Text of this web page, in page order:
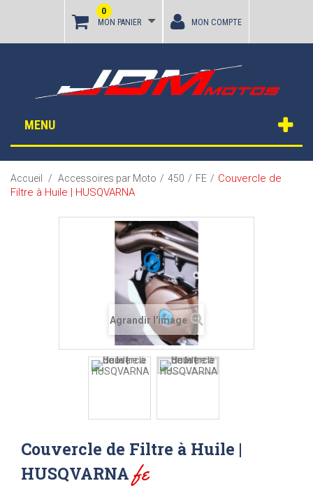
MON PANIER
0
MON COMPTE
MENU
Accueil / Accessoires par Moto / 450 / FE / Couvercle de
Filtre à Huile | HUSQVARNA
Agrandir l'image
Couvercle de Filtre à Huile |
HUSQVARNAfe